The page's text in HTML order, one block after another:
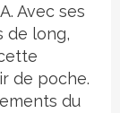
Avec ses
de long,
de poche.
du